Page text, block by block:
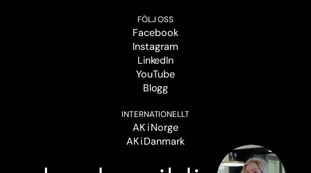
FÖLJ OSS
Facebook
Instagram
LinkedIn
YouTube
Blogg
INTERNATIONELLT
AK i Norge
AK i Danmark